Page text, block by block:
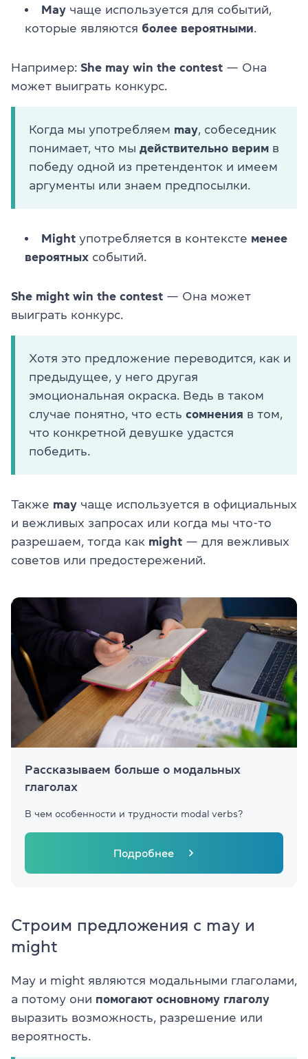
May чаще используется для событий,
которые являются более вероятными
Например: She may win the contest — Она
может выиграть конкурс.
Когда мы употребляем may , собеседник
понимает, что мы действительно верим в
победу одной из претенденток и имеем
аргументы или знаем предпосылки.
Might употребляется в контексте менее
вероятных событий.
She might win the contest — Она может
выиграть конкурс.
Хотя это предложение переводится, как и
предыдущее, у него другая
эмоциональная окраска. Ведь в таком
случае понятно, что есть сомнения в том,
что конкретной девушке удастся
победить.
Также may чаще используется в официальных
и вежливых запросах или когда мы что-то
разрешаем, тогда как might — для вежливых
советов или предостережений.
Рассказываем больше о модальных
глаголах
В чем особенности и трудности modal verbs?
Подробнее
Строим предложения с may и
might
May и might являются модальными глаголами,
а потому они помогают основному глаголу
выразить возможность, разрешение или
вероятность.